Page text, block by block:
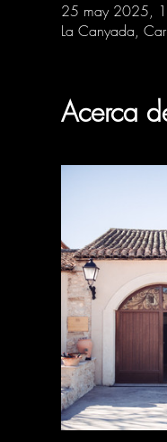
25 may 2025,
La Canyada,
Acerca